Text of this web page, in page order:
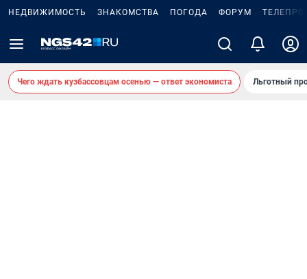
НЕДВИЖИМОСТЬ ЗНАКОМСТВА ПОГОДА ФОРУМ
Чего ждать кузбассовцам осенью — ответ экономиста Льготный